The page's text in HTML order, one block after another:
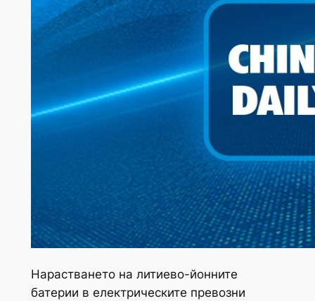
Нарастването на литиево-йонните
батерии в електрическите превозни